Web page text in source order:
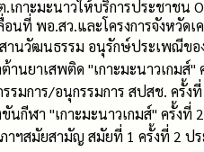
.เกาะมะนาวให้บริการประชาชน
นที่ พอ.สว.และโครงการจังหวัด
สานวัฒนธรรม อนุรักษ์ประเพณีขอ
ต้านยาเสพติด "เกาะมะนาวเกมส์
รมการ/อนุกรรมการ สปสช. ครั้ง
ขันกีฬา "เกาะมะนาวเกมส์" ครั้งที่
าฯสมัยสามัญ สมัยที่ 1 ครั้งที่ 2 ป